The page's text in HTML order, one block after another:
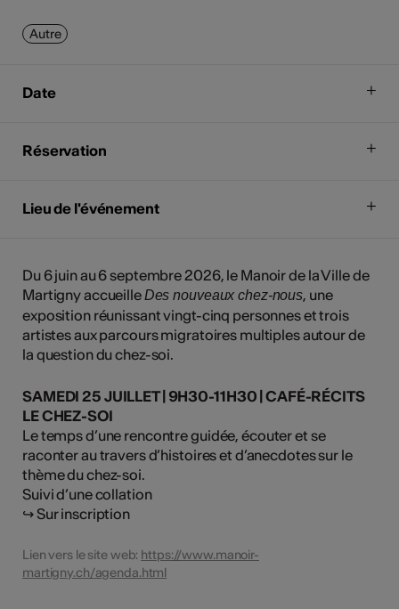
Autre
Date
Réservation
Lieu de l'événement
Du 6 juin au 6 septembre 2026, le Manoir de la Ville de
Martigny accueilleDes nouveaux chez-nous, une
exposition réunissant vingt-cinq personnes et trois
artistes aux parcours migratoires multiples autour de
la question du chez-soi.
SAMEDI 25 JUILLET | 9H30-11H30 |CAFÉ-RÉCITS
LE CHEZ-SOI
Le temps d’une rencontre guidée, écouter et se
raconter au travers d’histoires et d’anecdotes sur le
thème du chez-soi.
Suivi d’une collation
↪ Sur inscription
Lien vers le site web: https://www.manoir-
martigny.ch/agenda.html